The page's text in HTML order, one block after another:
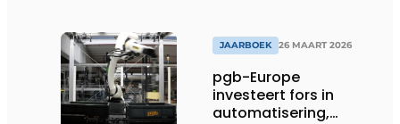
JAARBOEK 26 MAART 2026
pgb-Europe
investeert fors in
automatisering,